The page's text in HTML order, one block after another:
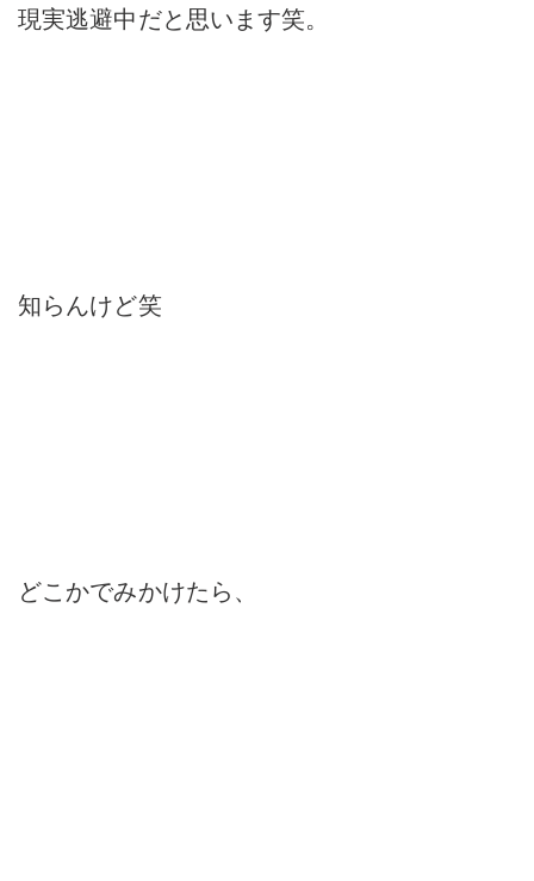
現実逃避中だと思います笑。
知らんけど笑
どこかでみかけたら、